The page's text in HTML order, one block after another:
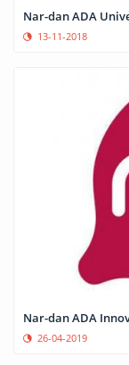
Nar-dan ADA
13-11-2018
Nar-dan ADA
26-04-2019